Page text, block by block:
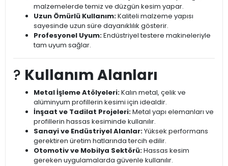
malzemelerde temiz ve düzgün kesim yapar.
Uzun Ömürlü Kullanım:Kaliteli malzeme yapısı
sayesinde uzun süre dayanıklılık gösterir.
Profesyonel Uyum:Endüstriyel testere makineleriyle
tam uyum sağlar.
?️ Kullanım Alanları
Metal İşleme Atölyeleri:Kalın metal, çelik ve
alüminyum profillerin kesimi için idealdir.
İnşaat ve Tadilat Projeleri:Metal yapı elemanları ve
profillerin hassas kesiminde kullanılır.
Sanayi ve Endüstriyel Alanlar:Yüksek performans
gerektiren üretim hatlarında tercih edilir.
Otomotiv ve Mobilya Sektörü:Hassas kesim
gereken uygulamalarda güvenle kullanılır.